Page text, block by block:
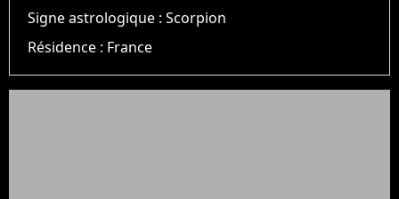
Signe astrologique :Scorpion
Résidence : France